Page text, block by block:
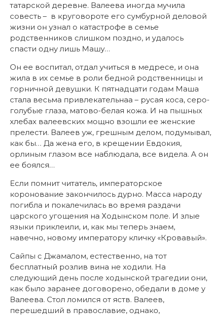
татарской деревне. Валеева иногда мучила
совесть – в круговороте его сумбурной деловой
жизни он узнал о катастрофе в семье
родственников слишком поздно, и удалось
спасти одну лишь Машу…
Он ее воспитал, отдал учиться в медресе, и она
жила в их семье в роли бедной родственницы и
горничной девушки. К пятнадцати годам Маша
стала весьма привлекательнаа – русая коса, серо-
голубые глаза, матово-белая кожа. И на пышных
хлебах валеевских мощно взошли ее женские
прелести. Валеев уж, грешным делом, подумывал,
как бы… Да жена его, в крещении Евдокия,
орлиным глазом все наблюдала, все видела. А он
ее боялся…
Если помнит читатель, императорское
коронование закончилось дурно. Масса народу
погибла и покалечилась во время раздачи
царского угощения на Ходынском поле. И злые
языки приклеили, и, как мы теперь знаем,
навечно, новому императору кличку «Кровавый».
Сайпы с Джамалом, естественно, на тот
бесплатный розлив вина не ходили. На
следующий день после ходынской трагедии они,
как было заранее договорено, обедали в доме у
Валеева. Стол ломился от яств. Валеев,
перешедший в православие, однако,